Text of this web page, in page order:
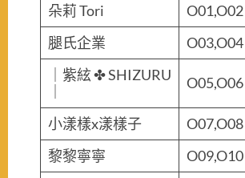
朵莉 Tori
O01,O02
腿氏企業
O03,O04
｜紫絃 ✤ SHIZURU
O05,O06
小漾樣x漾樣子
O07,O08
黎黎寧寧
O09,O10